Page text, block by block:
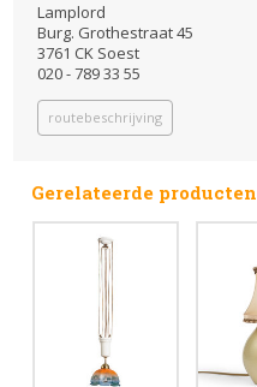
Lamplord
Burg. Grothestraat 45
3761 CK Soest
020 - 789 33 55
routebeschrijving
Gerelateerde producten